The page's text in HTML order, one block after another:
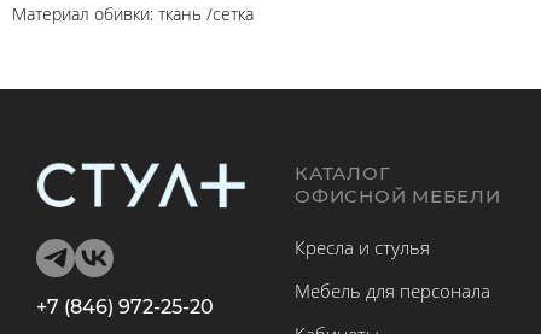
Материал обивки: ткань /сетка
+7 (846) 972-25-20
КАТАЛОГ
ОФИСНОЙ МЕБЕЛИ
Кресла и стулья
Мебель для персонала